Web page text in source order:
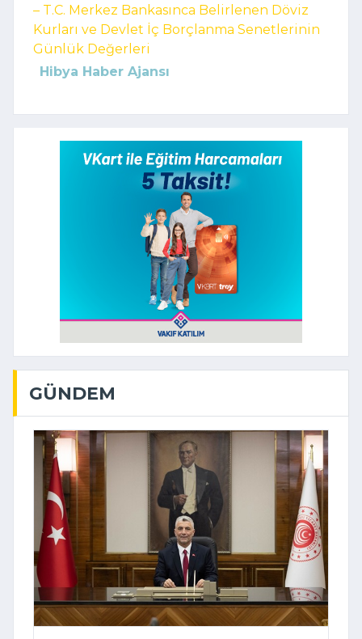
– T.C. Merkez Bankasınca Belirlenen Döviz
Kurları ve Devlet İç Borçlanma Senetlerinin
Günlük Değerleri
Hibya Haber Ajansı
GÜNDEM